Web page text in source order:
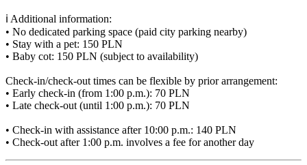
ℹ️ Additional information:
• No dedicated parking space (paid city parking nearby)
• Stay with a pet: 150 PLN
• Baby cot: 150 PLN (subject to availability)
Check-in/check-out times can be flexible by prior arrangement:
• Early check-in (from 1:00 p.m.): 70 PLN
• Late check-out (until 1:00 p.m.): 70 PLN
• Check-in with assistance after 10:00 p.m.: 140 PLN
• Check-out after 1:00 p.m. involves a fee for another day